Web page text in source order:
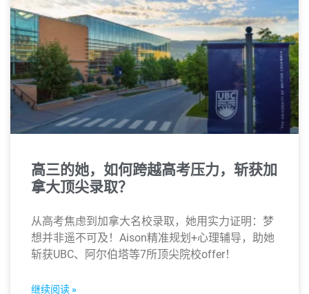
高三的她，如何跨越高考压力，斩获加
拿大顶尖录取？
从高考焦虑到加拿大名校录取，她用实力证明：梦
想并非遥不可及！Aison精准规划+心理辅导，助她
斩获UBC、阿尔伯塔等7所顶尖院校offer！
继续阅读 »